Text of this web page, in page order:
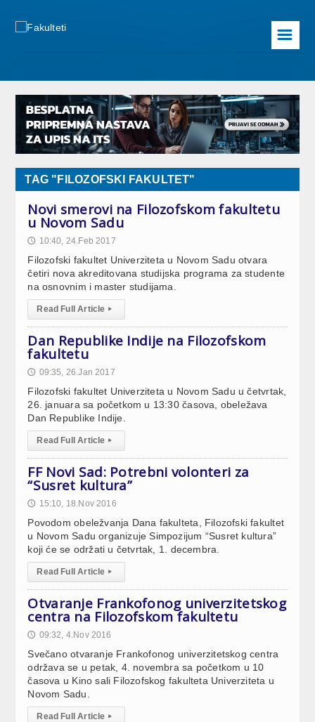
☰
TAG "FILOZOFSKI FAKULTET"
Novi smerovi na Filozofskom fakultetu
u Novom Sadu
🕔 10:40, 24.Feb 2017
Filozofski fakultet Univerziteta u Novom Sadu otvara
četiri nova akreditovana studijska programa za studente
na osnovnim i master studijama.
Read Full Article ▸
Dan Republike Indije na Filozofskom
fakultetu
🕔 09:35, 26.Jan 2017
Filozofski fakultet Univerziteta u Novom Sadu u četvrtak,
26. januara sa početkom u 13:30 časova, obeležava
Dan Republike Indije.
Read Full Article ▸
FF Novi Sad: Potrebni volonteri za
“Susret kultura”
🕔 15:10, 18.Nov 2016
Povodom obeležvanja Dana fakulteta, Filozofski fakultet
u Novom Sadu organizuje Simpozijum “Susret kultura”
koji će se održati u četvrtak, 1. decembra.
Read Full Article ▸
Otvaranje Frankofonog univerzitetskog
centra na Filozofskom fakultetu
🕔 09:32, 4.Nov 2016
Svečano otvaranje Frankofonog univerzitetskog centra
održava se u petak, 4. novembra sa početkom u 10
časova u Kino sali Filozofskog fakulteta Univerziteta u
Novom Sadu.
Read Full Article ▸